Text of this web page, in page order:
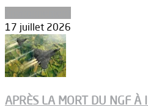
17 juillet 2026
APRÈS LA MORT DU NGF À